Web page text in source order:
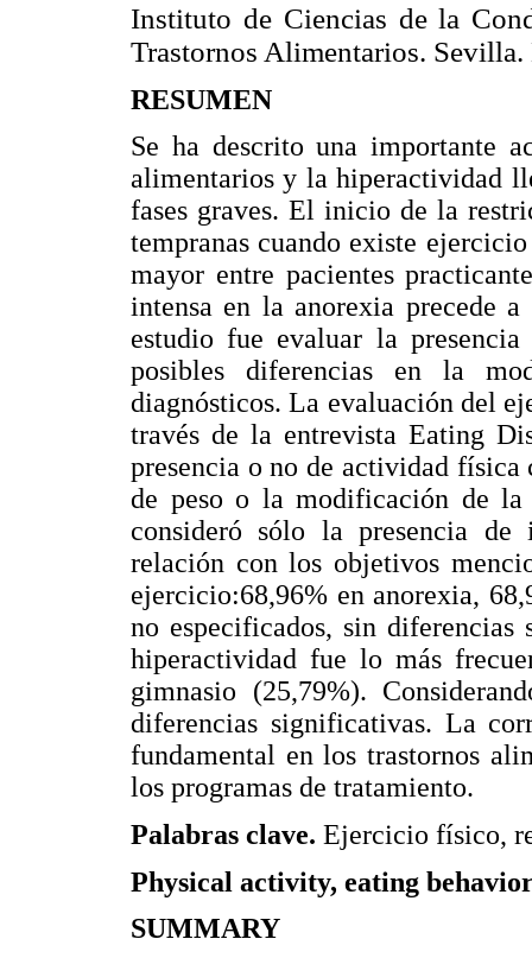
Instituto de Ciencias de la
Trastornos Alimentarios. Sevilla.
RESUMEN
Se ha descrito una importante
alimentarios y la hiperactividad
fases graves. El inicio de la
tempranas cuando existe
mayor entre pacientes
intensa en la anorexia precede
estudio fue evaluar la
posibles diferencias en la
diagnósticos. La evaluación del
través de la entrevista Eating
presencia o no de actividad
de peso o la modificación de
consideró sólo la presencia
relación con los objetivos
ejercicio:68,96% en anorexia,
no especificados, sin
hiperactividad fue lo más
gimnasio (25,79%).
diferencias significativas. La
fundamental en los trastornos
los programas de tratamiento.
Palabras clave. Ejercicio físico,
Physical activity, eating
SUMMARY